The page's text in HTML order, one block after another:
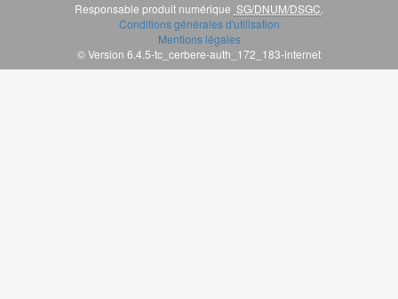
Responsable produit numérique SG/DNUM/DSGC
Conditions générales d'utilisation
Mentions légales
© Version 6.4.5-tc_cerbere-auth_172_183-internet